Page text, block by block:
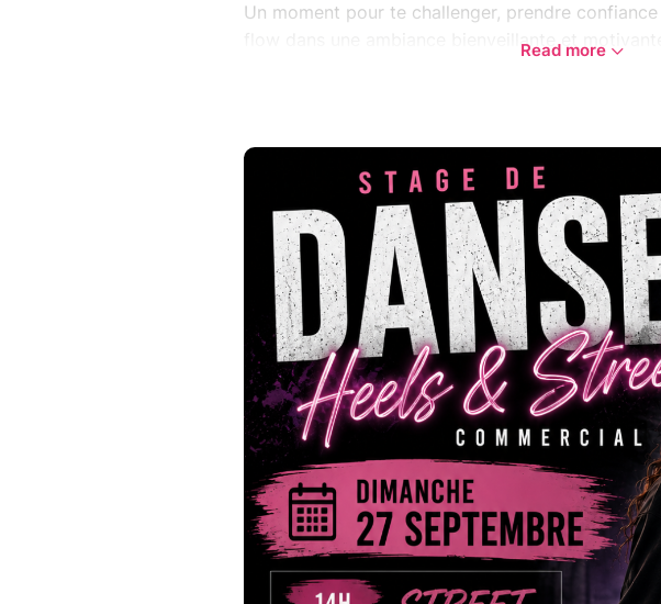
Un moment pour te challenger, prendre
flow dans une ambiance bienveillante et
• 1h30 Heels (attitude, confiance, style)
Dimanche 27 septembre
14h – 17h
609 route du Nord, 82000 Montauban
Que tu viennes pour progresser, découvrir ou
fait pour toi ✨
⚠️ Places limitées
Réservation obligatoire
Acompte non remboursable sauf annulation de
Viens vivre l’expérience et partager ce moment
Read more